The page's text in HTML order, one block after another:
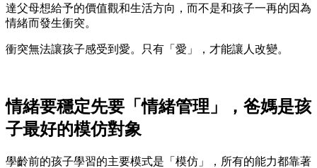
達父母想給予的價值觀和生活方向，而不是和孩子一再的因為
情緒而發生衝突。
衝突無法讓孩子感受到愛。只有「愛」，才能讓人改變。
情緒要穩定先要「情緒管理」，爸媽是孩
子最好的模仿對象
學齡前的孩子學習的主要模式是「模仿」，所有的能力都靠著